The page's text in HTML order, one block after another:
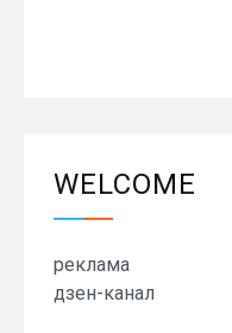
WELCOME
реклама
дзен-канал